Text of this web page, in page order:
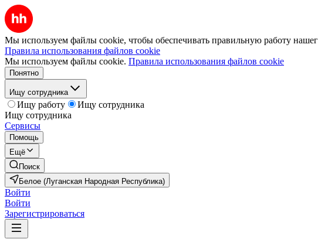
Мы используем файлы cookie, чтобы обеспечивать правильную работу
Правила использования файлов cookie
Мы используем файлы cookie. Правила использования файлов cookie
Понятно
Ищу сотрудника
Ищу работу
Ищу сотрудника
Ищу сотрудника
Сервисы
Помощь
Ещё
Поиск
Белое (Луганская Народная Республика)
Войти
Войти
Зарегистрироваться